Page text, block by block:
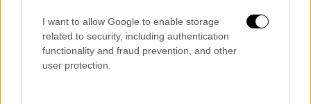
I want to allow Google to enable storage
related to security, including authentication
functionality and fraud prevention, and other
user protection.
Θερμοκρασία: Από 11 έως 23 βαθμούς
Κελσίου.
ΚΥΚΛΑΔΕΣ, ΚΡΗΤΗ